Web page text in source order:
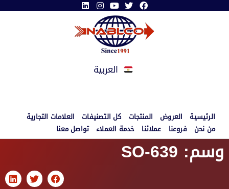
العربية
الرئيسية العروض المنتجات كل التصنيفات
العلامات التجارية
من نحن فروعنا عملائنا خدمة العملاء تواصل معنا
وسم: SO-639